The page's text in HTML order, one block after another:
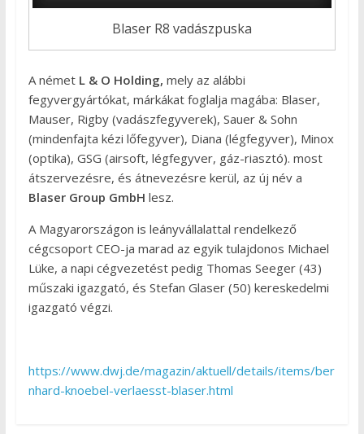
Blaser R8 vadászpuska
A német L & O Holding, mely az alábbi
fegyvergyártókat, márkákat foglalja magába: Blaser,
Mauser, Rigby (vadászfegyverek), Sauer & Sohn
(mindenfajta kézi lőfegyver), Diana (légfegyver), Minox
(optika), GSG (airsoft, légfegyver, gáz-riasztó). most
átszervezésre, és átnevezésre kerül, az új név a
Blaser Group GmbH lesz.
A Magyarországon is leányvállalattal rendelkező
cégcsoport CEO-ja marad az egyik tulajdonos Michael
Lüke, a napi cégvezetést pedig Thomas Seeger (43)
műszaki igazgató, és Stefan Glaser (50) kereskedelmi
igazgató végzi.
https://www.dwj.de/magazin/aktuell/details/items/ber
nhard-knoebel-verlaesst-blaser.html